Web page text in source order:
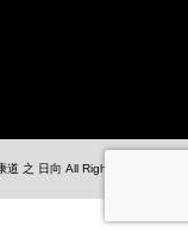
道 之 日向 All Rights Reserved.